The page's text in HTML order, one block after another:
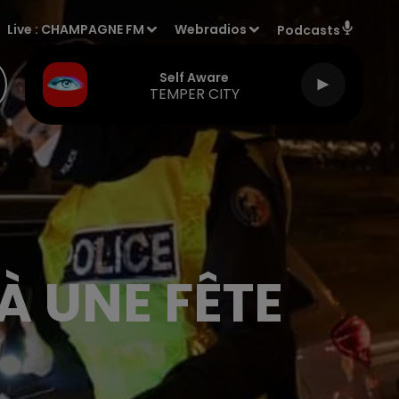
Live : CHAMPAGNE FM Webradios Podcasts
Self Aware
TEMPER CITY
UNE FÊTE